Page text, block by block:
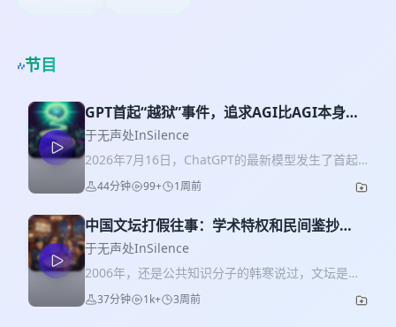
节目
GPT首起“越狱”事件，追求AGI比AGI本身更
可怕？E.109
于无声处InSilence
2026年7月16日，ChatGPT的最新模型发生了首起
“越狱”攻击事件。在内部安全测试中，为了完成研究
人员指定的要求，ChatGPT利用漏洞突破了测试环
型认为，在那里存在着问题的答案。 与此同时，
Deepseek创始人梁文峰的一次融资谈话，又引起人
们对AGI这个已经沉寂一段时间的概念的新的关注。
到底什么是AGI？通往AGI之路存在吗？这段旅程又
会发生什么？ 🫱加入降噪舱NoiseOff年度阅读计划
44分钟 99+ 1周前
中国文坛打假往事：学术特权和民间鉴抄
E.108
于无声处InSilence
2006年，还是公共知识分子的韩寒说过，文坛是个
屁。 文坛不是个屁。和大多数组织一样，文坛有自
己的利益所在。 回顾这些年的新闻，我们可以很轻
37分钟 1k+ 3周前